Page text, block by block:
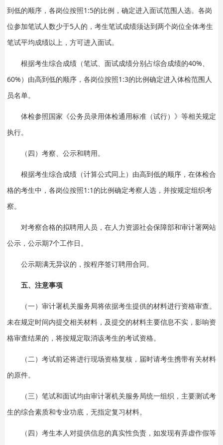
到低的顺序，各岗位按照1:5的比例，确定进入面试范围人选。各岗
位参加笔试人数少于5人的，考生笔试成绩须达到两个岗位全体考生
笔试平均成绩以上，方可进入面试。
根据考生综合成绩（笔试、面试成绩分别占综合成绩的40%、
60%）由高到低的顺序，各岗位按照1:3的比例确定进入体检范围人
员名单。
体检参照国家《公务员录用体检通用标准（试行）》等相关规定
执行。
（四）考察、公示和聘用。
根据考生综合成绩（计算公式同上）由高到低的顺序，在体检合
格的考生中，各岗位按照1:1的比例确定考察人选，并按规定组织考
察。
对考察合格的拟聘用人员，在人力资源社会保障部和审计署网站
公示，公示期7个工作日。
公示期满无异议的，按程序签订聘用合同。
五、注意事项
（一）审计署机关服务局将依据考生提供的材料进行资格审查。
未在规定时间内提交相关材料，及提交的材料主要信息不实，影响资
格审查结果的，将按规定取消该考生的考试资格。
（二）考试前还将进行现场资格复核，届时请考生携带有关材料
的原件。
（三）笔试和面试均由审计署机关服务局统一组织，主要测试考
生的综合素质和专业功底，无指定复习材料。
（四）考生本人对提供信息的真实性负责，如发现有弄虚作假等